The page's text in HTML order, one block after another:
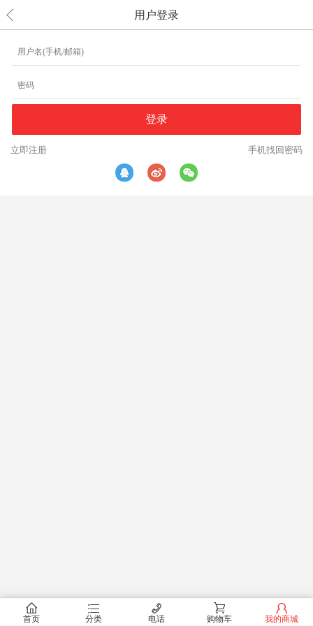
用户登录
立即注册 手机找回密码
󰂠
首页
󰂦
分类
󰄫
电话
󰂟
购物车
󰂢
我的商城